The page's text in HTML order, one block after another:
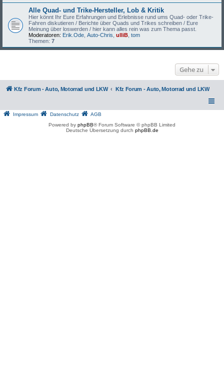
Alle Quad- und Trike-Hersteller, Lob & Kritik
Hier könnt Ihr Eure Erfahrungen und Erlebnisse rund ums Quad- oder Trike-
Fahren diskutieren / Berichte über Quads und Trikes schreiben / Eure
Meinung über loswerden / hier kann alles rein was zum Thema passt.
Moderatoren: Erik.Ode Auto-Chris ulliB tom
Themen: 7
Gehe zu
Kfz Forum - Auto, Motorrad und LKW Kfz Forum - Auto, Motorrad und LKW
Impressum Datenschutz
AGB
Powered by phpBB® Forum Software © phpBB Limited
Deutsche Übersetzung durch phpBB.de